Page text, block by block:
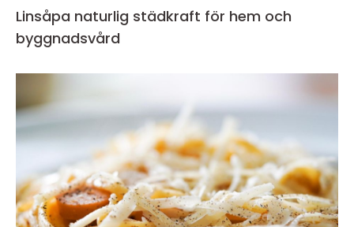
Linsåpa naturlig städkraft för hem och
byggnadsvård